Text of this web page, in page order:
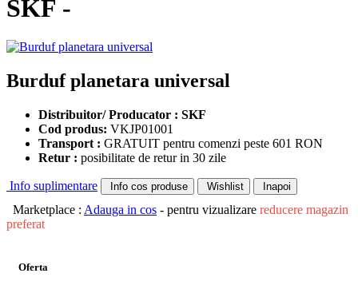
SKF -
Burduf planetara universal
Distribuitor/ Producator : SKF
Cod produs: VKJP01001
Transport : GRATUIT pentru comenzi peste 601 RON
Retur : posibilitate de retur in 30 zile
Info suplimentare Info cos produse Wishlist Inapoi
Marketplace : Adauga in cos - pentru vizualizare reducere magazin
preferat
Oferta